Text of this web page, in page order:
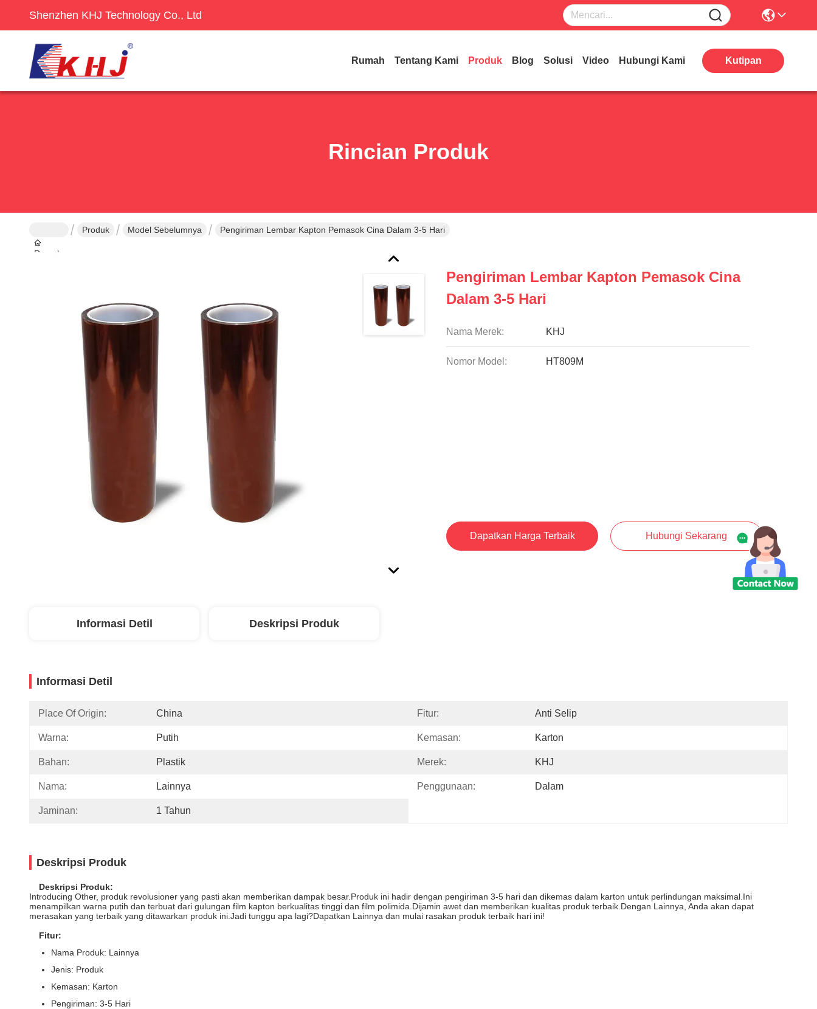
Shenzhen KHJ Technology Co., Ltd
Rumah Tentang Kami Produk Blog Solusi Video Hubungi Kami Kutipan
Rincian Produk
Rumah
Produk Model Sebelumnya Pengiriman Lembar Kapton Pemasok Cina Dalam 3-5 Hari
Pengiriman Lembar Kapton Pemasok Cina
Dalam 3-5 Hari
Nama Merek: KHJ
Nomor Model: HT809M
Dapatkan Harga Terbaik Hubungi Sekarang
Informasi Detil Deskripsi Produk
Informasi Detil
Place Of Origin: China Fitur: Anti Selip
Warna: Putih Kemasan: Karton
Bahan: Plastik Merek: KHJ
Nama: Lainnya Penggunaan: Dalam
Jaminan: 1 Tahun
Deskripsi Produk
Deskripsi Produk:
Introducing Other, produk revolusioner yang pasti akan memberikan dampak besar.Produk ini hadir dengan pengiriman 3-5 hari dan dikemas dalam karton untuk perlindungan maksimal.Ini
menampilkan warna putih dan terbuat dari gulungan film kapton berkualitas tinggi dan film polimida.Dijamin awet dan memberikan kualitas produk terbaik.Dengan Lainnya, Anda akan dapat
merasakan yang terbaik yang ditawarkan produk ini.Jadi tunggu apa lagi?Dapatkan Lainnya dan mulai rasakan produk terbaik hari ini!
Fitur:
Nama Produk: Lainnya
Jenis: Produk
Kemasan: Karton
Pengiriman: 3-5 Hari